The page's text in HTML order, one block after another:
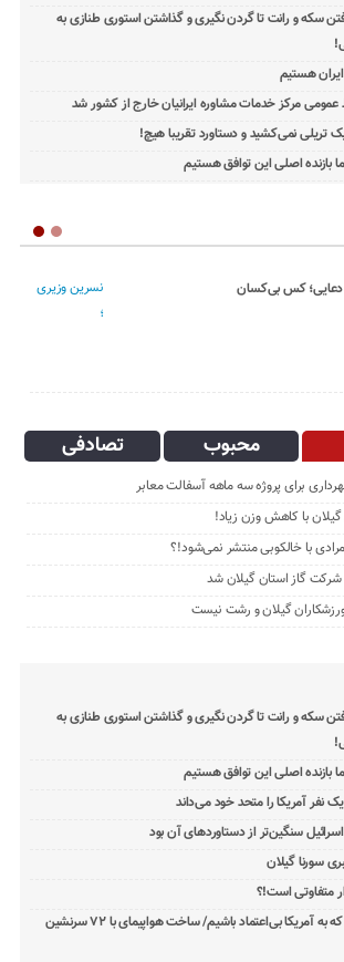
سکه و رانت تا گردن نگیری و گذاشتن استوری طنازی به
هستیم
عمومی مرکز خدمات مشاوره ایرانیان خارج از کشور شد
تریلی نمی‌کشید و دستاورد تقریبا هیچ!
ما بازنده اصلی این توافق هستیم
دعایی؛ کس بی‌کسان
نسرین وزیری
؛
محبوب تصادفی
برای پروژه سه ماهه آسفالت معابر
با کاهش وزن زیاد!
با خالکوبی منتشر نمی‌شود!؟
گاز استان گیلان شد
گیلان و رشت نیست
سکه و رانت تا گردن نگیری و گذاشتن استوری طنازی به
ما بازنده اصلی این توافق هستیم
سنگین‌تر از دستاوردهای آن بود
سورنا گیلان
متفاوتی است!؟
رئیسی: دنیا حق دهد که به آمریکا بی‌اعتماد باشیم/ ساخت هواپیمای با ۷۲ سرنشین